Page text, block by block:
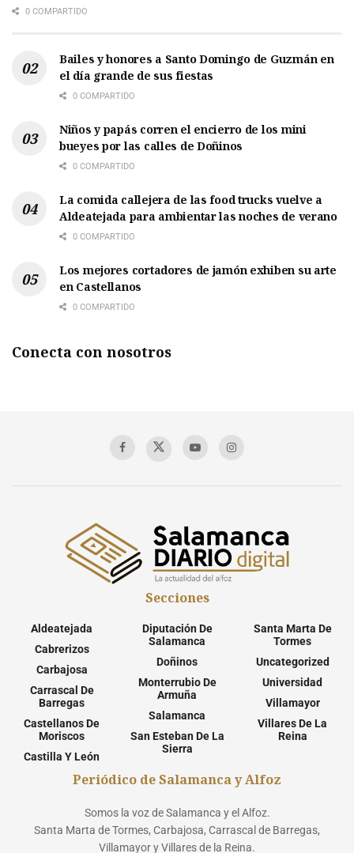
0 COMPARTIDO
Bailes y honores a Santo Domingo de Guzmán en
el día grande de sus fiestas
0 COMPARTIDO
Niños y papás corren el encierro de los mini
bueyes por las calles de Doñinos
0 COMPARTIDO
La comida callejera de las food trucks vuelve a
Aldeatejada para ambientar las noches de verano
0 COMPARTIDO
Los mejores cortadores de jamón exhiben su arte
en Castellanos
0 COMPARTIDO
Conecta con nosotros
Secciones
Aldeatejada
Cabrerizos
Carbajosa
Carrascal De
Barregas
Castellanos De
Moriscos
Castilla Y León
Diputación De
Salamanca
Doñinos
Monterrubio De
Armuña
Salamanca
San Esteban De La
Sierra
Santa Marta De
Tormes
Uncategorized
Universidad
Villamayor
Villares De La
Reina
Periódico de Salamanca y Alfoz
Somos la voz de Salamanca y el Alfoz.
Santa Marta de Tormes, Carbajosa, Carrascal de Barregas,
Villamayor y Villares de la Reina.